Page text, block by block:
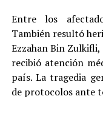
Entre los
También resultó
Ezzahan Bin
recibió atención
país. La tragedia
de protocolos ante